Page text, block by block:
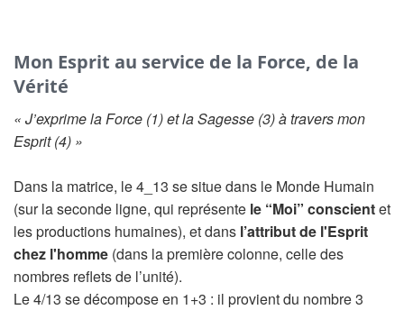
Mon Esprit au service de la Force, de la
Vérité
« J’exprime la Force (1) et la Sagesse (3) à travers mon
Esprit (4) »
Dans la matrice, le 4_13 se situe dans le Monde Humain
(sur la seconde ligne, qui représente le “Moi” conscientet
les productions humaines), et dans l’attribut de l'Esprit
chez l'homme (dans la première colonne, celle des
nombres reflets de l’unité).
Le 4/13 se décompose en 1+3 : il provient du nombre 3